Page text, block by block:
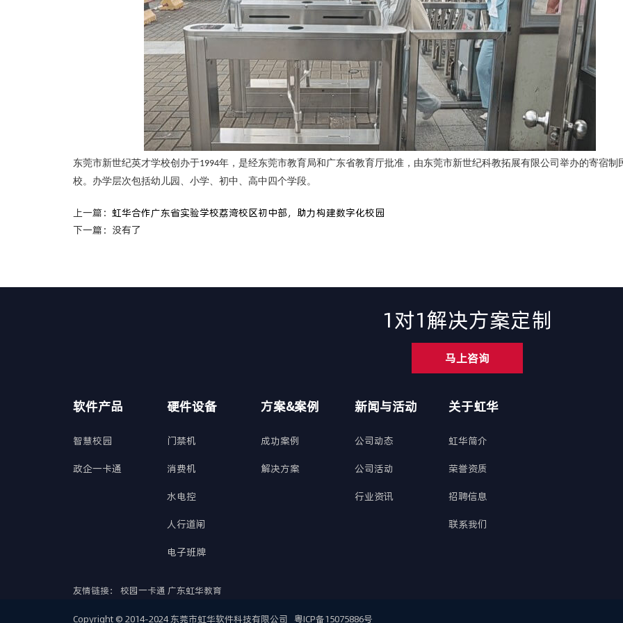
东莞市新世纪英才学校创办于1994年，是经东莞市教育局和广东省教育厅批准，由东莞市新世纪科教拓展有限公司举办的寄宿制
校。办学层次包括幼儿园、小学、初中、高中四个学段。
上一篇： 虹华合作广东省实验学校荔湾校区初中部，助力构建数字化校园
下一篇： 没有了
1对1解决方案定制
马上咨询
软件产品
智慧校园
政企一卡通
硬件设备
门禁机
消费机
水电控
人行道闸
电子班牌
方案&案例
成功案例
解决方案
新闻与活动
公司动态
公司活动
行业资讯
关于虹华
虹华简介
荣誉资质
招聘信息
联系我们
友情链接： 校园一卡通 广东虹华教育
Copyright © 2014-2024 东莞市虹华软件科技有限公司 粤ICP备15075886号